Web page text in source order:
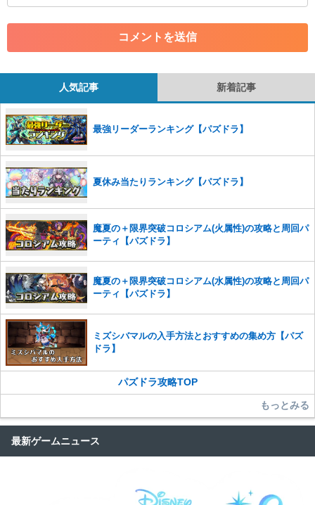
・アカウントの売買など金銭が絡む内容の投稿
・各ゲームのネタバレを含む内容の投稿
・その他、管理者が不適切と判断した投稿
だけますでしょうか。
コメントの削除を申請する※投稿内容を確認後、順次対応さ
せていただきます。ご了承ください。
※一度削除したコメントは復元ができませんのでご注意くだ
また、過度な利用規約の違反や、弊社に損害の及ぶ内容の書き込みがあ
った場合は、法的措置をとらせていただく場合もございますので、あら
かじめご理解くださいませ。
人気記事 新着記事
最強リーダーランキング【パズドラ】
夏休み当たりランキング【パズドラ】
魔夏の＋限界突破コロシアム(火属性)の攻略と周回パ
ーティ【パズドラ】
魔夏の＋限界突破コロシアム(水属性)の攻略と周回パ
ーティ【パズドラ】
ミズシバマルの入手方法とおすすめの集め方【パズ
ドラ】
パズドラ攻略TOP
もっとみる
最新ゲームニュース